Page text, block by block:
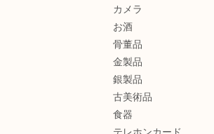
カメラ
お酒
骨董品
金製品
銀製品
古美術品
食器
テレホンカード